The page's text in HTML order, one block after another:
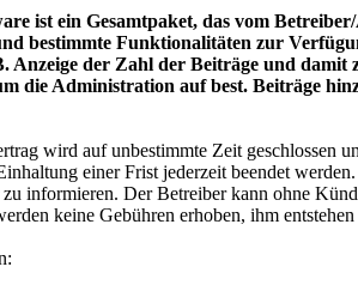
ist ein Gesamtpaket, das vom
bestimmte Funktionalitäten zur
Anzeige der Zahl der Beiträge und damit
die Administration auf best. Beiträge
wird auf unbestimmte Zeit geschlossen
einer Frist jederzeit beendet
informieren. Der Betreiber kann ohne
keine Gebühren erhoben, ihm